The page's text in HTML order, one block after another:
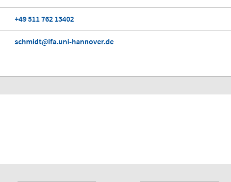
+49 511 762 13402
schmidt ifa.uni-hannover.de